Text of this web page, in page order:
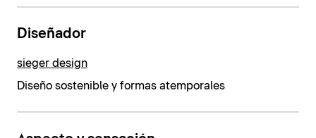
Diseñador
sieger design
Diseño sostenible y formas atemporales